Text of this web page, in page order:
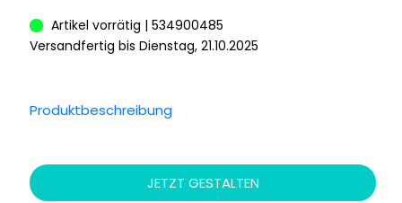
Artikel vorrätig | 534900485
Versandfertig bis Dienstag, 21.10.2025
Produktbeschreibung
JETZT GESTALTEN